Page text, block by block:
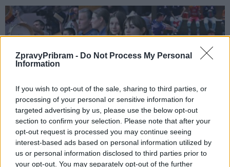
ZpravyPribram - Do Not Process My Personal
Information
If you wish to opt-out of the sale, sharing to third parties, or
processing of your personal or sensitive information for
targeted advertising by us, please use the below opt-out
section to confirm your selection. Please note that after your
opt-out request is processed you may continue seeing
interest-based ads based on personal information utilized by
us or personal information disclosed to third parties prior to
your opt-out. You may separately opt-out of the further